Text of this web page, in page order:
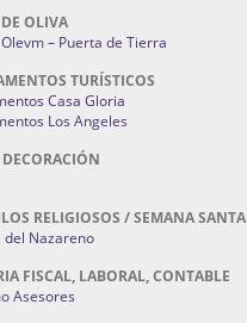
OLIVA
– Puerta de Tierra
TURÍSTICOS
Casa Gloria
Los Angeles
RELIGIOSOS / SEMANA SANTA
del Nazareno
FISCAL, LABORAL, CONTABLE
Asesores